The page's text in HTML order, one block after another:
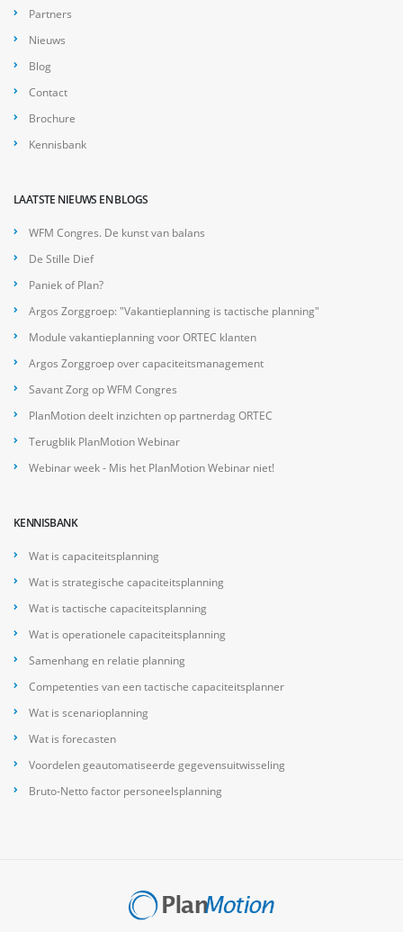
Partners
Nieuws
Blog
Contact
Brochure
Kennisbank
LAATSTE NIEUWS EN BLOGS
WFM Congres. De kunst van balans
De Stille Dief
Paniek of Plan?
Argos Zorggroep: "Vakantieplanning is tactische planning"
Module vakantieplanning voor ORTEC klanten
Argos Zorggroep over capaciteitsmanagement
Savant Zorg op WFM Congres
PlanMotion deelt inzichten op partnerdag ORTEC
Terugblik PlanMotion Webinar
Webinar week - Mis het PlanMotion Webinar niet!
KENNISBANK
Wat is capaciteitsplanning
Wat is strategische capaciteitsplanning
Wat is tactische capaciteitsplanning
Wat is operationele capaciteitsplanning
Samenhang en relatie planning
Competenties van een tactische capaciteitsplanner
Wat is scenarioplanning
Wat is forecasten
Voordelen geautomatiseerde gegevensuitwisseling
Bruto-Netto factor personeelsplanning